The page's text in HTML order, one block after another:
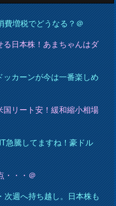
費増税でどうなる？＠
る日本株！あまちゃんはダ
ッカーンが今は一番楽しめ
国リート安！緩和縮小相場
急騰してますね！豪ドル
・・・＠
次週へ持ち越し。日本株も